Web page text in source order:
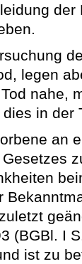
legen
nahe,
in der
an
(BGBl. I
ist zu